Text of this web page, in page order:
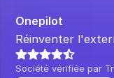
Onepilot
Réinventer
Société vérifiée par